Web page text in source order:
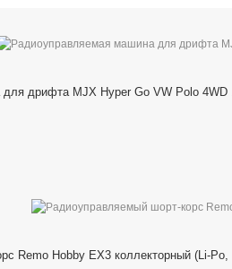
дрифта MJX Hyper Go VW Polo
Remo Hobby EX3 коллекторный (Li-